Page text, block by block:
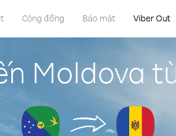
Cộng đồng Bảo mật Viber Out
Moldova